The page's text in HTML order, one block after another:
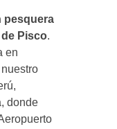
pesquera
Pisco.
en
donde